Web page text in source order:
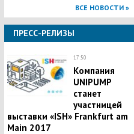
ВСЕ НОВОСТИ »
ПРЕСС-РЕЛИЗЫ
17:50
Компания
UNIPUMP
станет
участницей
выставки «ISH» Frankfurt am
Main 2017